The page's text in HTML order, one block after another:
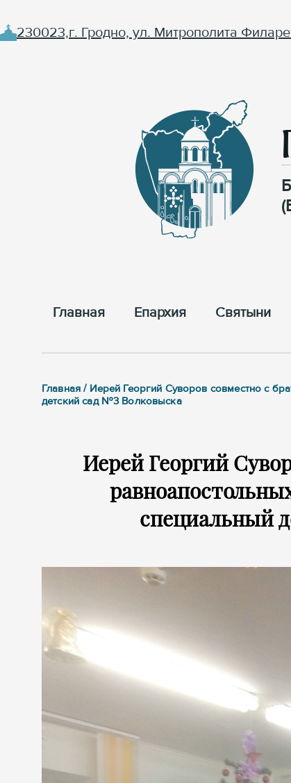
230023,г. Гродно, ул. Митрополита
Главная Епархия Cвятыни
Главная / Иерей Георгий Суворов совместно с
детский сад №3 Волковыска
Иерей Георгий
специальный